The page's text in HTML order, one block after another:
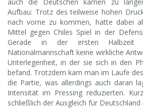
Aufbau: Trotz des teilweise hohen
nach vorne zu kommen, hatte dabei
Mittel gegen Chiles Spiel in der
Gerade in der ersten Halbzeit
Nationalmannschaft keine wirkliche
Unterlegenheit, in der sie sich in den
befand. Trotzdem kam man im Laufe
die Partie, was allerdings auch daran
Intensität im Pressing reduzierten.
schließlich der Ausgleich für Deutschland